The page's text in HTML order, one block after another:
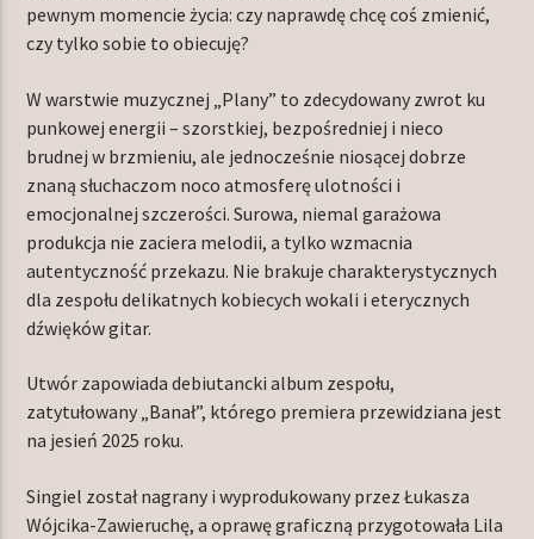
pewnym momencie życia: czy naprawdę chcę coś zmienić,
czy tylko sobie to obiecuję?
W warstwie muzycznej „Plany” to zdecydowany zwrot ku
punkowej energii – szorstkiej, bezpośredniej i nieco
brudnej w brzmieniu, ale jednocześnie niosącej dobrze
znaną słuchaczom noco atmosferę ulotności i
emocjonalnej szczerości. Surowa, niemal garażowa
produkcja nie zaciera melodii, a tylko wzmacnia
autentyczność przekazu. Nie brakuje charakterystycznych
dla zespołu delikatnych kobiecych wokali i eterycznych
dźwięków gitar.
Utwór zapowiada debiutancki album zespołu,
zatytułowany „Banał”, którego premiera przewidziana jest
na jesień 2025 roku.
Singiel został nagrany i wyprodukowany przez Łukasza
Wójcika-Zawieruchę, a oprawę graficzną przygotowała Lila